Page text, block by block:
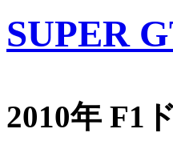
SUPER
2010年 F1